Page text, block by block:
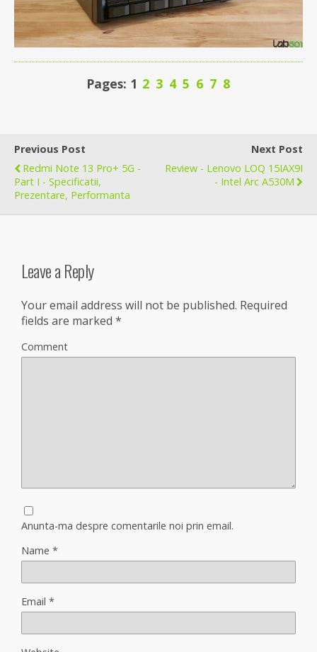
Pages: 1 2 3 4 5 6 7 8
Previous Post
Redmi Note 13 Pro+ 5G -
Part I - Specificatii,
Prezentare, Performanta
Next Post
Review - Lenovo LOQ 15IAX9I
- Intel Arc A530M
Leave a Reply
Your email address will not be published. Required
fields are marked *
Comment
Anunta-ma despre comentarile noi prin email.
Name *
Email *